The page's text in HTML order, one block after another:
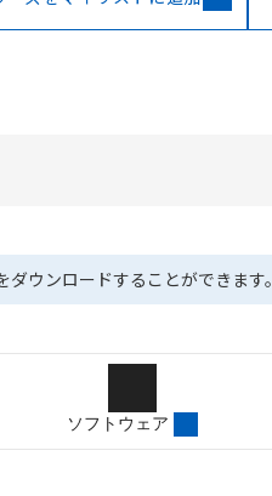
ウンロードすることができます。
ソフトウェア